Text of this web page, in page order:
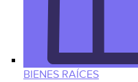
BIENES RAÍCES